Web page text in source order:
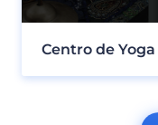
Centro de Yoga